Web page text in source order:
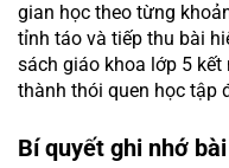
gian học theo từng
tỉnh táo và tiếp thu bài
sách giáo khoa lớp 5
thành thói quen học tập
Bí quyết ghi nhớ